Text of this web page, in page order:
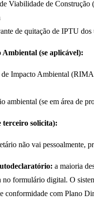
Viabilidade de
de quitação de IPTU dos
Ambiental (se aplicável):
de Impacto Ambiental
ambiental (se em área de
terceiro solicita):
não vai pessoalmente,
a maioria
no formulário digital. O
conformidade com Plano